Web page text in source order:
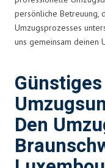
persönliche Betreuung,
Umzugsprozesses
uns gemeinsam deinen
Günstiges
Den